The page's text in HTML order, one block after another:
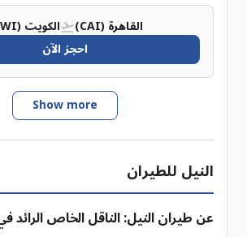
القاهرة (CAI)
الكويت (KWI)
احجز الآن
Show more
النيل للطيران
عن طيران النيل: الناقل الخاص